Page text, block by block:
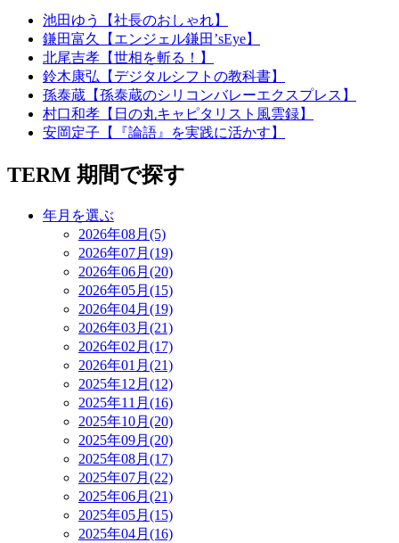
池田ゆう【社長のおしゃれ】
鎌田富久【エンジェル鎌田’sEye】
北尾吉孝【世相を斬る！】
鈴木康弘【デジタルシフトの教科書】
孫泰蔵【孫泰蔵のシリコンバレーエクスプレス】
村口和孝【日の丸キャピタリスト風雲録】
安岡定子【『論語』を実践に活かす】
TERM 期間で探す
年月を選ぶ
2026年08月(5)
2026年07月(19)
2026年06月(20)
2026年05月(15)
2026年04月(19)
2026年03月(21)
2026年02月(17)
2026年01月(21)
2025年12月(12)
2025年11月(16)
2025年10月(20)
2025年09月(20)
2025年08月(17)
2025年07月(22)
2025年06月(21)
2025年05月(15)
2025年04月(16)